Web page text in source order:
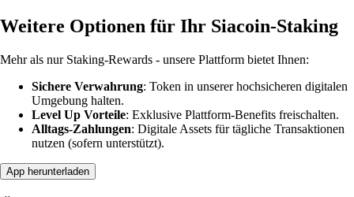
Weitere Optionen für Ihr Siacoin-Staking
Mehr als nur Staking-Rewards - unsere Plattform bietet Ihnen:
Sichere Verwahrung: Token in unserer hochsicheren digitalen
Umgebung halten.
Level Up Vorteile: Exklusive Plattform-Benefits freischalten.
Alltags-Zahlungen: Digitale Assets für tägliche Transaktionen
nutzen (sofern unterstützt).
App herunterladen